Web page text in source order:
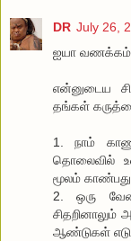
DR July 26,
ஐயா வணக்கம்,
என்னுடைய
தங்கள்
1. நாம்
தொலைவில்
மூலம்
2. ஒரு
சிதறினாலும்
ஆண்டுகள்